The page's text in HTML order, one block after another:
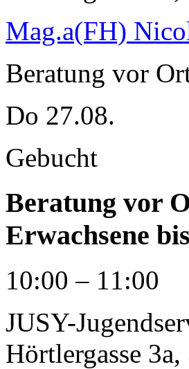
Mag.a(FH)
Beratung vor
Do 27.08.
Gebucht
Beratung vor
Erwachsene
10:00 – 11:00
JUSY-
Hörtlergasse